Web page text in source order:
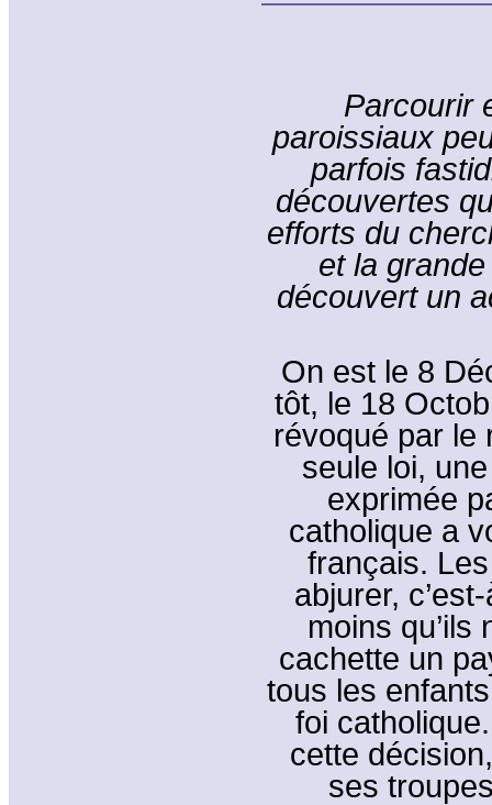
Parcourir
paroissiaux
parfois
découvertes
efforts du
et la grande
découvert un
On est le 8
tôt, le 18
révoqué par le
seule loi,
exprimée
catholique a
français.
abjurer,
moins
cachette un
tous les
foi
cette
ses